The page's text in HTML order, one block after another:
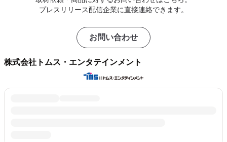
プレスリリース配信企業に直接連絡できます。
お問い合わせ
株式会社トムス・エンタテインメント